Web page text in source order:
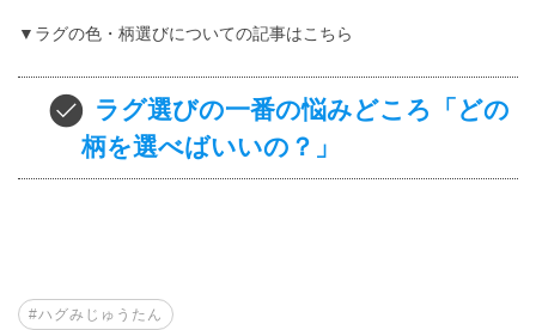
▼ラグの色・柄選びについての記事はこちら
ラグ選びの一番の悩みどころ「どの
柄を選べばいいの？」
#ハグみじゅうたん